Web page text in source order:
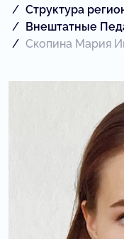
Структура
Внештатные
Скопина Мария